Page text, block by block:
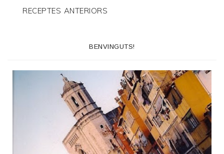
RECEPTES ANTERIORS
BENVINGUTS!